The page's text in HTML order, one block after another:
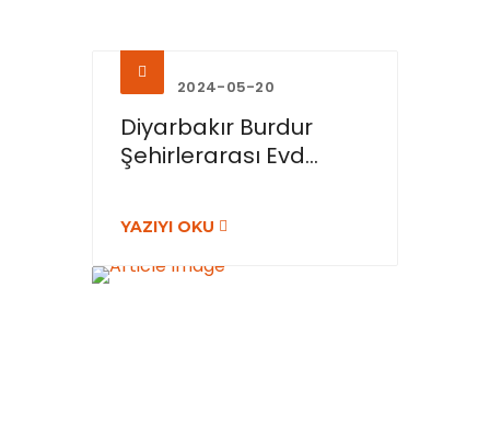
2024-05-20
Diyarbakır Burdur
Şehirlerarası Evd...
YAZIYI OKU